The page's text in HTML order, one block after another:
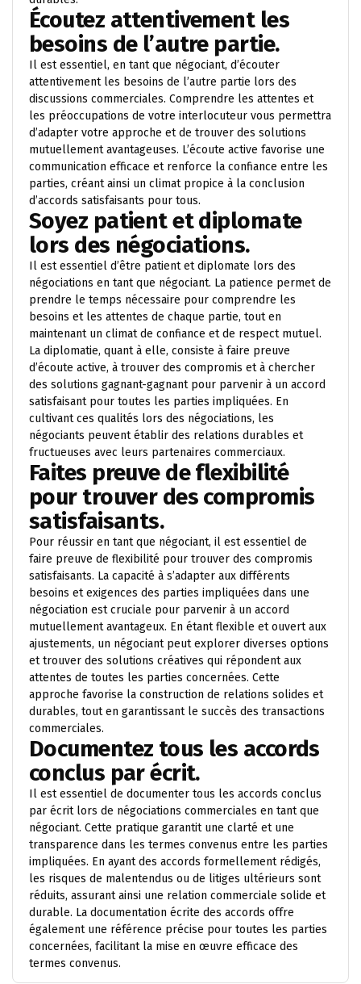
Écoutez attentivement les
besoins de l’autre partie.
Il est essentiel, en tant que négociant, d’écouter
attentivement les besoins de l’autre partie lors des
discussions commerciales. Comprendre les attentes et
les préoccupations de votre interlocuteur vous permettra
d’adapter votre approche et de trouver des solutions
mutuellement avantageuses. L’écoute active favorise une
communication efficace et renforce la confiance entre les
parties, créant ainsi un climat propice à la conclusion
d’accords satisfaisants pour tous.
Soyez patient et diplomate
lors des négociations.
Il est essentiel d’être patient et diplomate lors des
négociations en tant que négociant. La patience permet de
prendre le temps nécessaire pour comprendre les
besoins et les attentes de chaque partie, tout en
maintenant un climat de confiance et de respect mutuel.
La diplomatie, quant à elle, consiste à faire preuve
d’écoute active, à trouver des compromis et à chercher
des solutions gagnant-gagnant pour parvenir à un accord
satisfaisant pour toutes les parties impliquées. En
cultivant ces qualités lors des négociations, les
négociants peuvent établir des relations durables et
fructueuses avec leurs partenaires commerciaux.
Faites preuve de flexibilité
pour trouver des compromis
satisfaisants.
Pour réussir en tant que négociant, il est essentiel de
faire preuve de flexibilité pour trouver des compromis
satisfaisants. La capacité à s’adapter aux différents
besoins et exigences des parties impliquées dans une
négociation est cruciale pour parvenir à un accord
mutuellement avantageux. En étant flexible et ouvert aux
ajustements, un négociant peut explorer diverses options
et trouver des solutions créatives qui répondent aux
attentes de toutes les parties concernées. Cette
approche favorise la construction de relations solides et
durables, tout en garantissant le succès des transactions
commerciales.
Documentez tous les accords
conclus par écrit.
Il est essentiel de documenter tous les accords conclus
par écrit lors de négociations commerciales en tant que
négociant. Cette pratique garantit une clarté et une
transparence dans les termes convenus entre les parties
impliquées. En ayant des accords formellement rédigés,
les risques de malentendus ou de litiges ultérieurs sont
réduits, assurant ainsi une relation commerciale solide et
durable. La documentation écrite des accords offre
également une référence précise pour toutes les parties
concernées, facilitant la mise en œuvre efficace des
termes convenus.